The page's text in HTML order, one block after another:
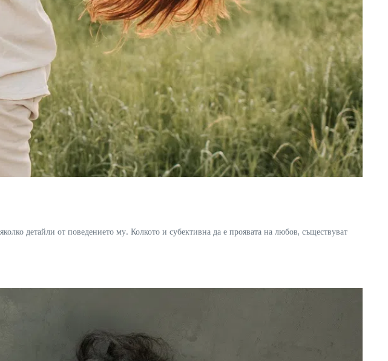
детайли от поведението му. Колкото и субективна да е проявата на любов, съществуват